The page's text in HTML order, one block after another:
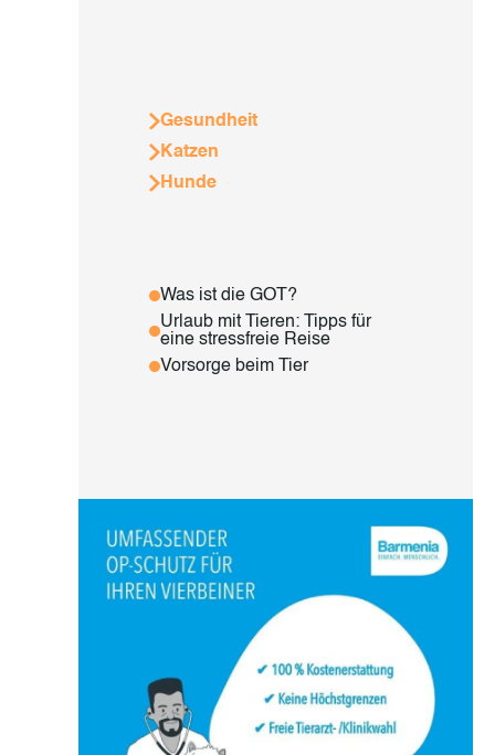
Gesundheit
Katzen
Hunde
Was ist die GOT?
Urlaub mit Tieren: Tipps für
eine stressfreie Reise
Vorsorge beim Tier